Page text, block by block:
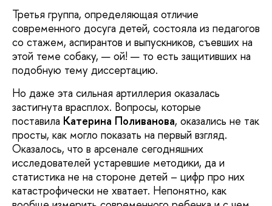
Третья группа, определяющая отличие
современного досуга детей, состояла из педагогов
со стажем, аспирантов и выпускников, съевших на
этой теме собаку, — ой! — то есть защитивших на
подобную тему диссертацию.
Но даже эта сильная артиллерия оказалась
застигнута врасплох. Вопросы, которые
поставила Катерина Поливанова, оказались не так
просты, как могло показать на первый взгляд.
Оказалось, что в арсенале сегодняшних
исследователей устаревшие методики, да и
статистика не на стороне детей – цифр про них
катастрофически не хватает. Непонятно, как